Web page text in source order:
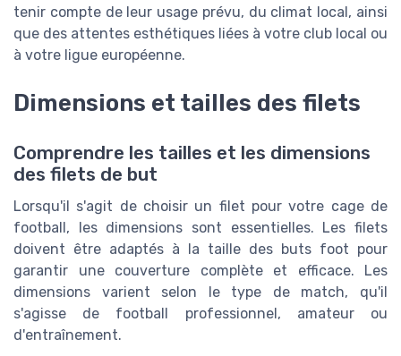
tenir compte de leur usage prévu, du climat local, ainsi
que des attentes esthétiques liées à votre club local ou
à votre ligue européenne.
Dimensions et tailles des filets
Comprendre les tailles et les dimensions
des filets de but
Lorsqu'il s'agit de choisir un filet pour votre cage de
football, les dimensions sont essentielles. Les filets
doivent être adaptés à la taille des buts foot pour
garantir une couverture complète et efficace. Les
dimensions varient selon le type de match, qu'il
s'agisse de football professionnel, amateur ou
d'entraînement.